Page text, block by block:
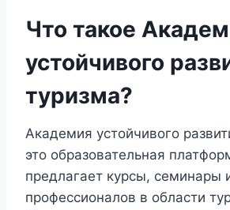
Что такое
устойчивого
туризма?
Академия устойчивого
это образовательная
предлагает курсы, семинары
профессионалов в области